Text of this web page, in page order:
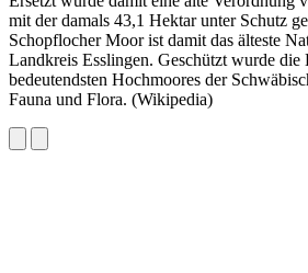
mit der damals 43,1 Hektar unter Schutz
Schopflocher Moor ist damit das älteste
Landkreis Esslingen. Geschützt wurde die
bedeutendsten Hochmoores der
Fauna und Flora. (Wikipedia)